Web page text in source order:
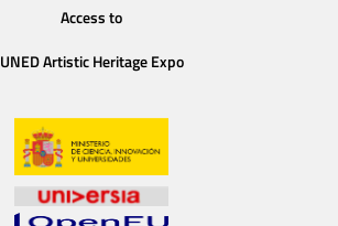
Access to
UNED Artistic Heritage Expo